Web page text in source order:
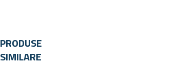
PRODUSE
SIMILARE